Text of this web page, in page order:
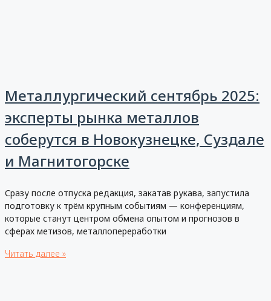
Металлургический сентябрь 2025:
эксперты рынка металлов
соберутся в Новокузнецке, Суздале
и Магнитогорске
Сразу после отпуска редакция, закатав рукава, запустила
подготовку к трём крупным событиям — конференциям,
которые станут центром обмена опытом и прогнозов в
сферах метизов, металлопереработки
Читать далее »